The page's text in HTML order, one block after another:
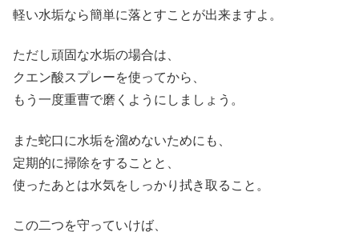
軽い水垢なら簡単に落とすことが出来ますよ。
ただし頑固な水垢の場合は、
クエン酸スプレーを使ってから、
もう一度重曹で磨くようにしましょう。
また蛇口に水垢を溜めないためにも、
定期的に掃除をすることと、
使ったあとは水気をしっかり拭き取ること。
この二つを守っていけば、